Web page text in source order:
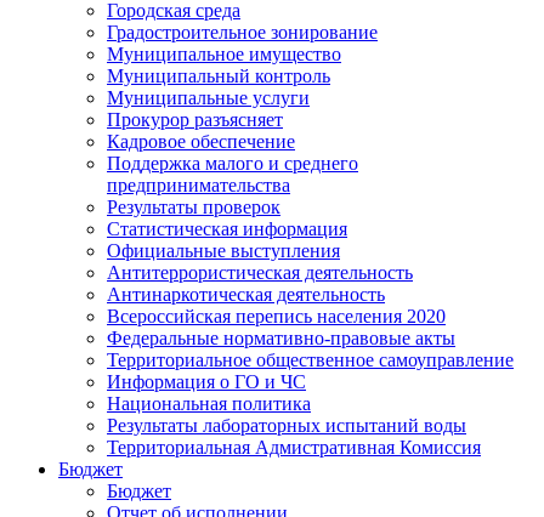
Городская среда
Градостроительное зонирование
Муниципальное имущество
Муниципальный контроль
Муниципальные услуги
Прокурор разъясняет
Кадровое обеспечение
Поддержка малого и среднего
предпринимательства
Результаты проверок
Статистическая информация
Официальные выступления
Антитеррористическая деятельность
Антинаркотическая деятельность
Всероссийская перепись населения 2020
Федеральные нормативно-правовые акты
Территориальное общественное самоуправление
Информация о ГО и ЧС
Национальная политика
Результаты лабораторных испытаний воды
Территориальная Адмистративная Комиссия
Бюджет
Бюджет
Отчет об исполнении